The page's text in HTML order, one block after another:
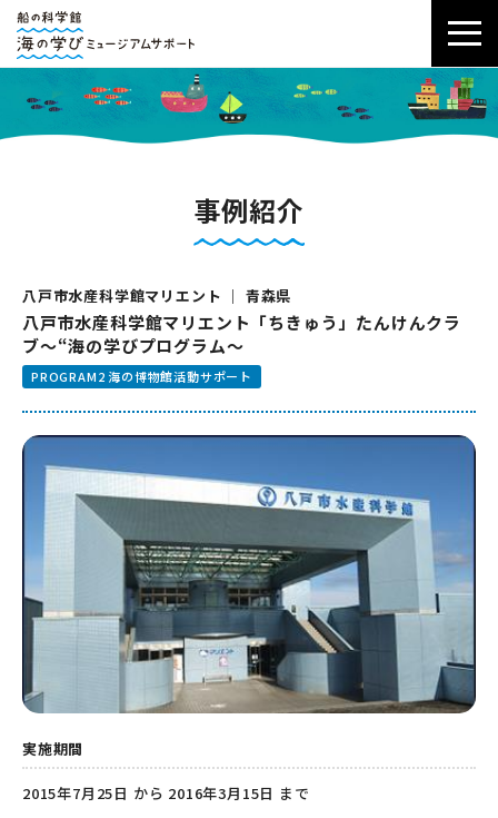
事例紹介
八戸市水産科学館マリエント ｜ 青森県
八戸市水産科学館マリエント「ちきゅう」たんけんクラ
ブ～“海の学びプログラム～
PROGRAM2 海の博物館活動サポート
実施期間
2015年7月25日 から 2016年3月15日 まで